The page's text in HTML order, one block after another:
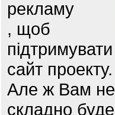
рекламу
, щоб
підтримувати
сайт проекту.
Але ж Вам не
складно буде